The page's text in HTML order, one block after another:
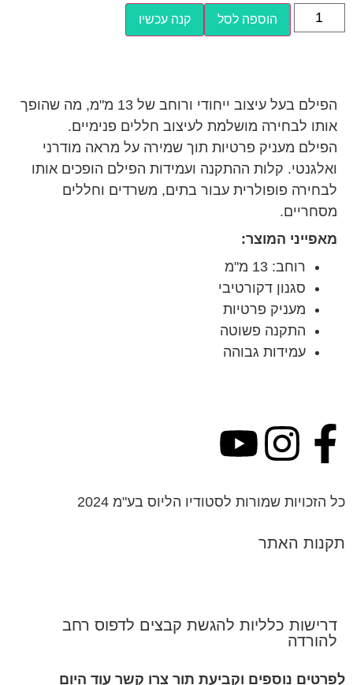
הוספה לסל קנה עכשיו
הפילם בעל עיצוב ייחודי ורוחב של 13 מ"מ, מה שהופך
אותו לבחירה מושלמת לעיצוב חללים פנימיים.
הפילם מעניק פרטיות תוך שמירה על מראה מודרני
ואלגנטי. קלות ההתקנה ועמידות הפילם הופכים אותו
לבחירה פופולרית עבור בתים, משרדים וחללים
מסחריים.
מאפייני המוצר:
רוחב: 13 מ"מ
סגנון דקורטיבי
מעניק פרטיות
התקנה פשוטה
עמידות גבוהה
דרישות כלליות להגשת קבצים לדפוס רחב
להורדה
כל הזכויות שמורות לסטודיו הליוס בע"מ 2024
תקנות האתר
לפרטים נוספים וקביעת תור צרו קשר עוד היום